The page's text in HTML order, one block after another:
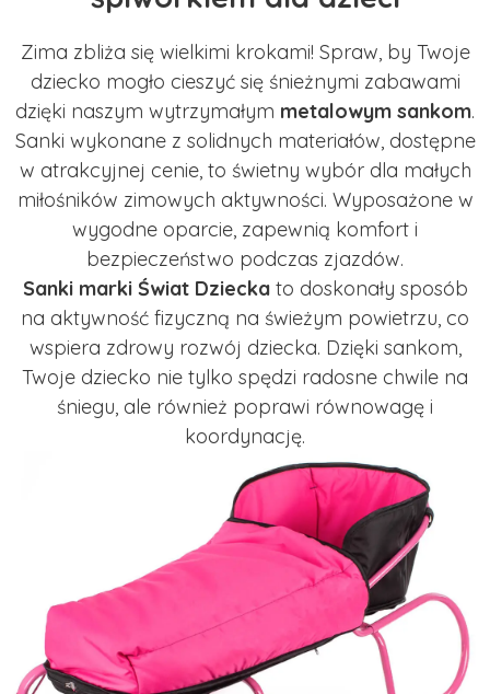
Zima zbliża się wielkimi krokami! Spraw, by Twoje
dziecko mogło cieszyć się śnieżnymi zabawami
dzięki naszym wytrzymałym metalowym sankom.
Sanki wykonane z solidnych materiałów, dostępne
w atrakcyjnej cenie, to świetny wybór dla małych
miłośników zimowych aktywności. Wyposażone w
wygodne oparcie, zapewnią komfort i
bezpieczeństwo podczas zjazdów.
Sanki marki Świat Dzieckato doskonały sposób
na aktywność fizyczną na świeżym powietrzu, co
wspiera zdrowy rozwój dziecka. Dzięki sankom,
Twoje dziecko nie tylko spędzi radosne chwile na
śniegu, ale również poprawi równowagę i
koordynację.